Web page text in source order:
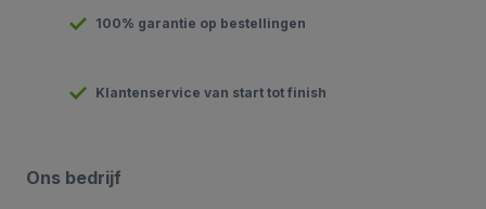
100% garantie op bestellingen
Klantenservice van start tot finish
Ons bedrijf